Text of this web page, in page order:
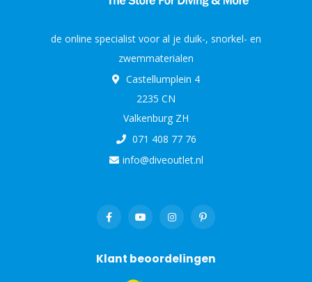
de online specialist voor al je duik-, snorkel- en
zwemmaterialen
Castellumplein 4
2235 CN
Valkenburg ZH
071 408 77 76
info@diveoutlet.nl
Klant beoordelingen